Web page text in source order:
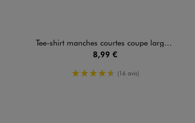
Tee-shirt manches courtes coupe large avec motif sur le buste fille
8,99 €
4.5/5 de moyenne
(16 avis)